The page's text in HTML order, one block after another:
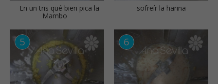
En un tris qué bien pica la
Mambo
sofreír la harina